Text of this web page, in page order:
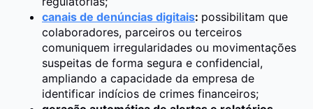
canais de denúncias digitais: possibilitam que
colaboradores, parceiros ou terceiros
comuniquem irregularidades ou movimentações
suspeitas de forma segura e confidencial,
ampliando a capacidade da empresa de
identificar indícios de crimes financeiros;